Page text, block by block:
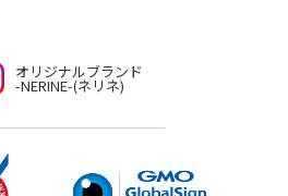
オリジナルブランド
-NERINE-(ネリネ)